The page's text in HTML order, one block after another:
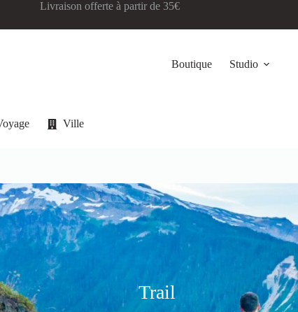
Livraison offerte à partir de 35€
Boutique Studio
Ville
Trail